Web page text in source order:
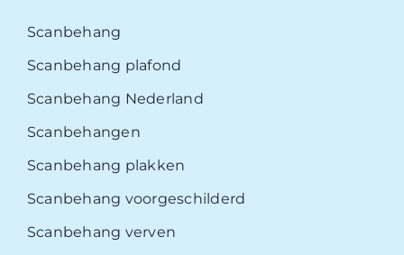
Scanbehang
Scanbehang plafond
Scanbehang Nederland
Scanbehangen
Scanbehang plakken
Scanbehang voorgeschilderd
Scanbehang verven